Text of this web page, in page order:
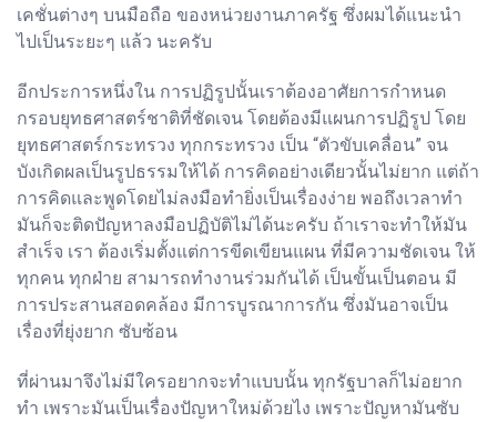
เคชั่นต่างๆ บนมือถือ ของหน่วยงานภาครัฐ ซึ่งผมได้แนะนำ
ไปเป็นระยะๆ แล้ว นะครับ
อีกประการหนึ่งใน การปฏิรูปนั้นเราต้องอาศัยการกำหนด
กรอบยุทธศาสตร์ชาติที่ชัดเจน โดยต้องมีแผนการปฏิรูป โดย
ยุทธศาสตร์กระทรวง ทุกกระทรวง เป็น “ตัวขับเคลื่อน” จน
บังเกิดผลเป็นรูปธรรมให้ได้ การคิดอย่างเดียวนั้นไม่ยาก แต่ถ้า
การคิดและพูดโดยไม่ลงมือทำยิ่งเป็นเรื่องง่าย พอถึงเวลาทำ
มันก็จะติดปัญหาลงมือปฏิบัติไม่ได้นะครับ ถ้าเราจะทำให้มัน
สำเร็จ เรา ต้องเริ่มตั้งแต่การขีดเขียนแผน ที่มีความชัดเจน ให้
ทุกคน ทุกฝ่าย สามารถทำงานร่วมกันได้ เป็นขั้นเป็นตอน มี
การประสานสอดคล้อง มีการบูรณาการกัน ซึ่งมันอาจเป็น
เรื่องที่ยุ่งยาก ซับซ้อน
ที่ผ่านมาจึงไม่มีใครอยากจะทำแบบนั้น ทุกรัฐบาลก็ไม่อยาก
ทำ เพราะมันเป็นเรื่องปัญหาใหม่ด้วยไง เพราะปัญหามันซับ